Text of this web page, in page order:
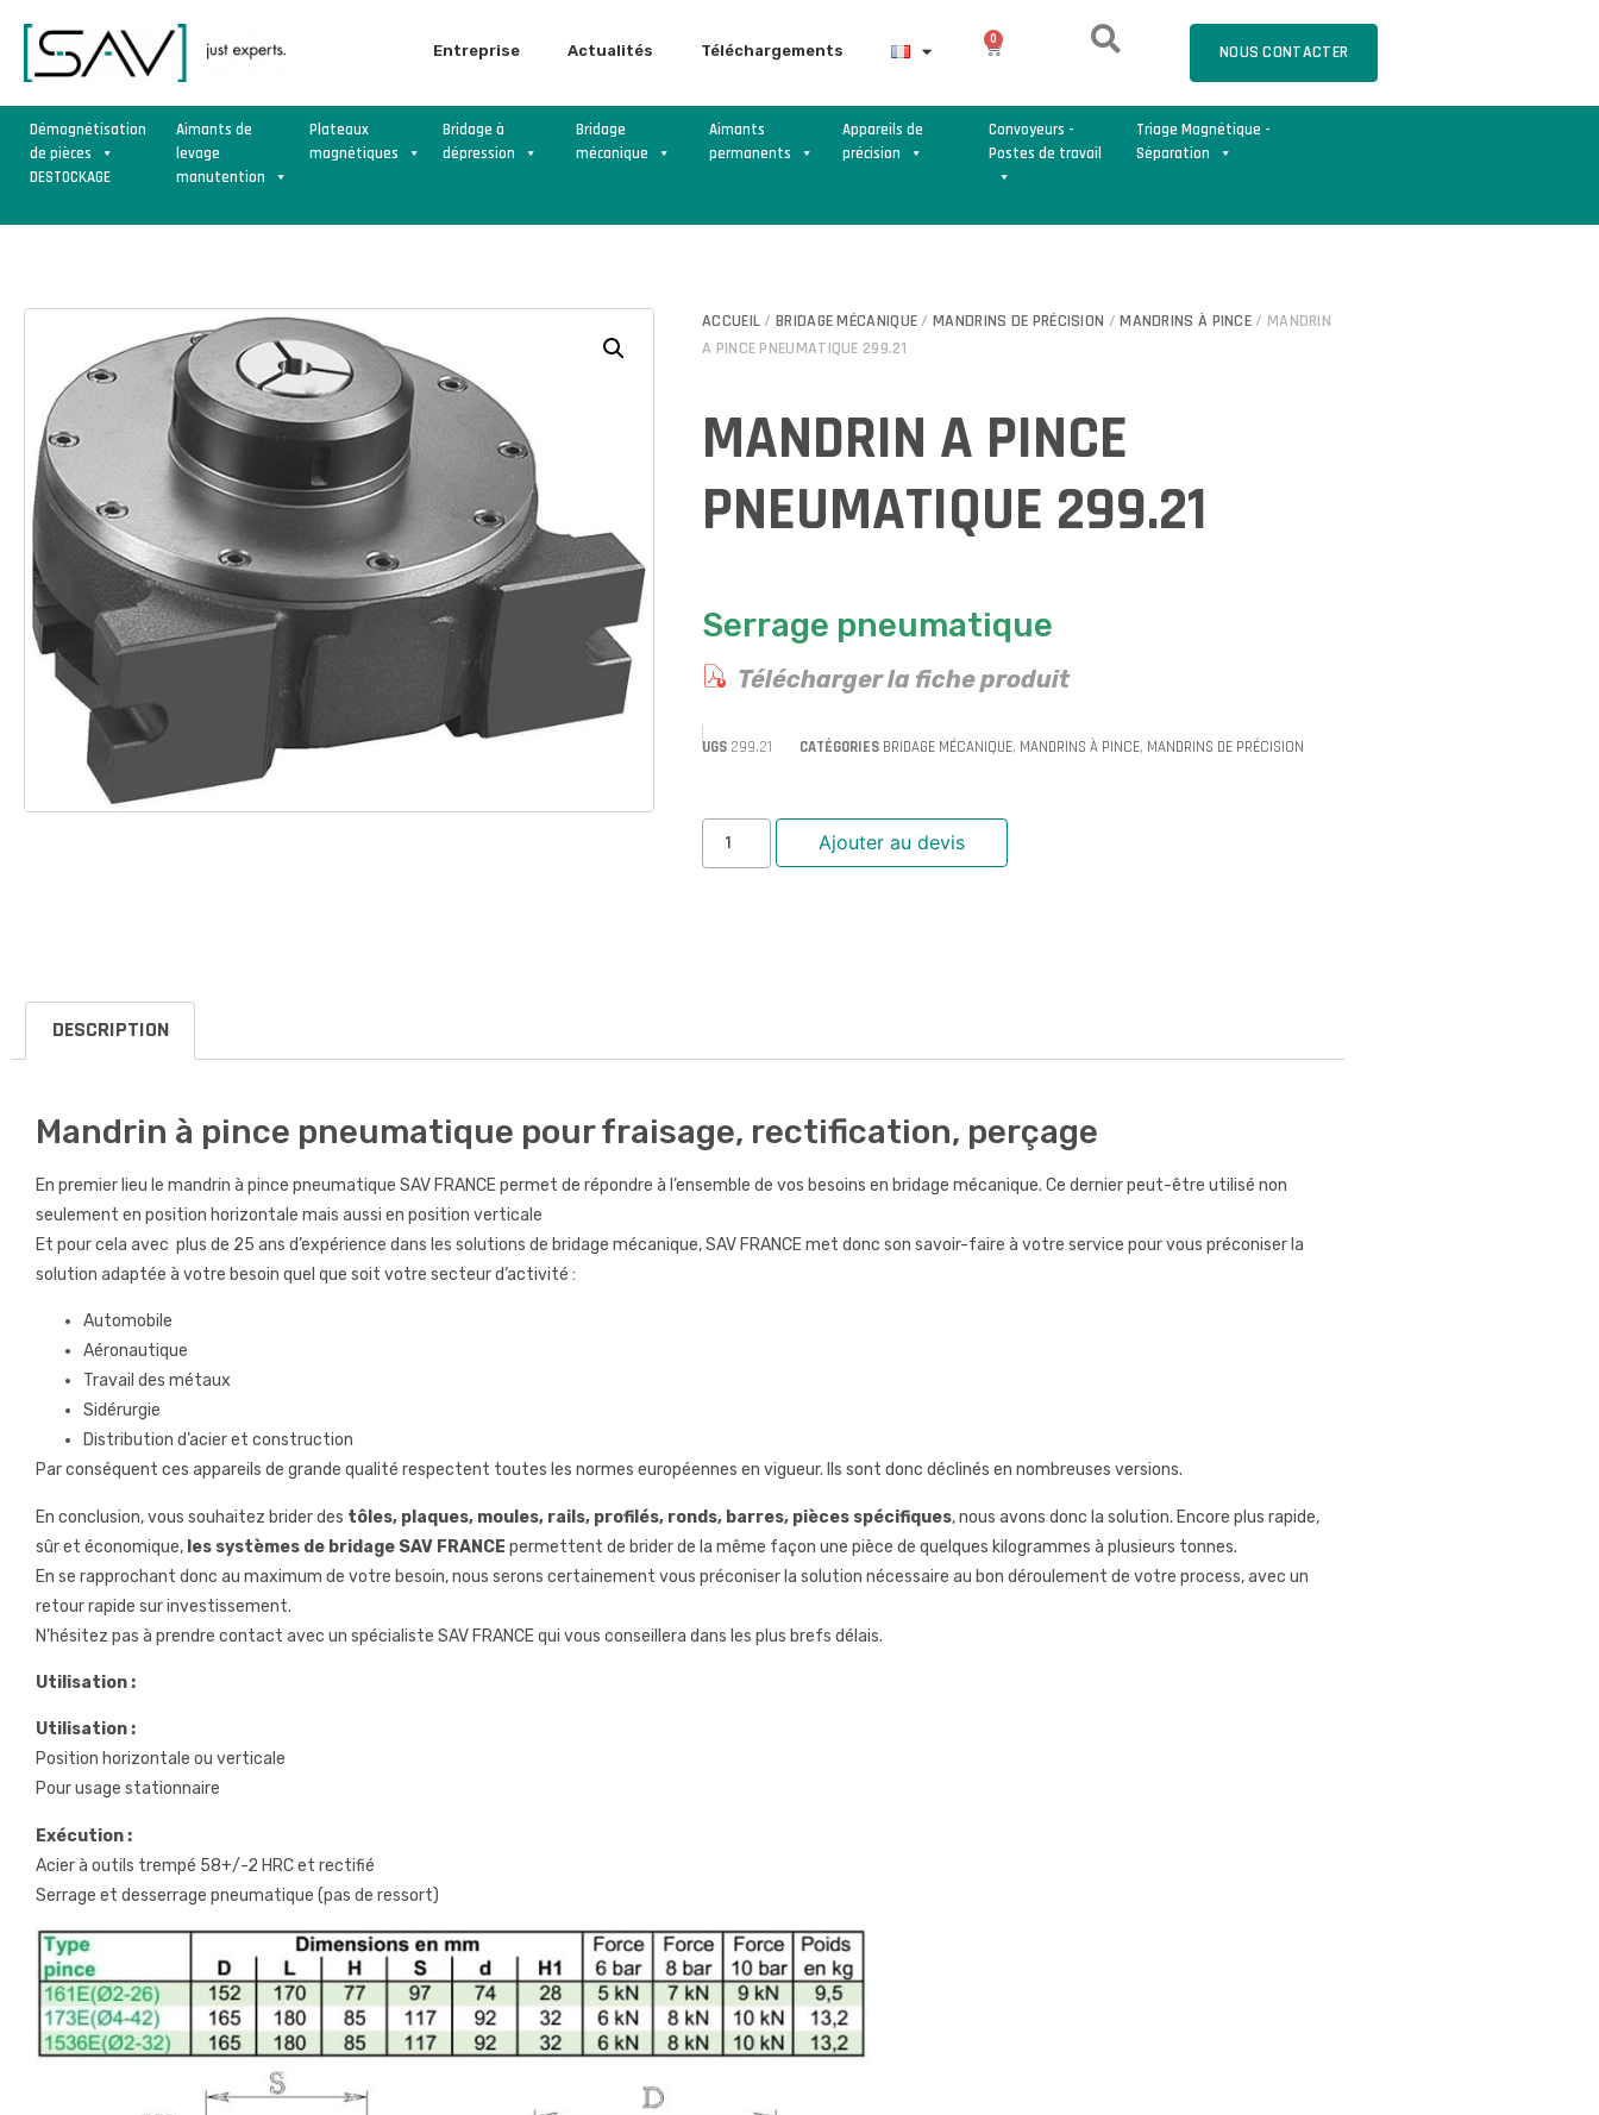
Entreprise Actualités Téléchargements
0
NOUS CONTACTER
Démagnétisation
de pièces
Aimants de
levage
manutention
Plateaux
magnétiques
Bridage à
dépression
Bridage
mécanique
Aimants
permanents
Appareils de
précision
Convoyeurs -
Postes de travail
Triage Magnétique -
Séparation
DESTOCKAGE
ACCUEIL /BRIDAGE MÉCANIQUE /MANDRINS DE PRÉCISION /MANDRINS À PINCE / MANDRIN
A PINCE PNEUMATIQUE 299.21
MANDRIN A PINCE
PNEUMATIQUE 299.21
Serrage pneumatique
Télécharger la fiche produit
UGS 299.21 CATÉGORIES BRIDAGE MÉCANIQUE, MANDRINS À PINCE, MANDRINS DE PRÉCISION
Ajouter au devis
DESCRIPTION
Mandrin à pince pneumatique pour fraisage, rectification, perçage
En premier lieu le mandrin à pince pneumatique SAV FRANCE permet de répondre à l’ensemble de vos besoins en bridage mécanique. Ce dernier peut-être utilisé non
seulement en position horizontale mais aussi en position verticale
Et pour cela avec plus de 25 ans d’expérience dans les solutions de bridage mécanique, SAV FRANCE met donc son savoir-faire à votre service pour vous préconiser la
solution adaptée à votre besoin quel que soit votre secteur d’activité :
Automobile
Aéronautique
Travail des métaux
Sidérurgie
Distribution d’acier et construction
Par conséquent ces appareils de grande qualité respectent toutes les normes européennes en vigueur. Ils sont donc déclinés en nombreuses versions.
En conclusion, vous souhaitez brider des tôles, plaques, moules, rails, profilés, ronds, barres, pièces spécifiques, nous avons donc la solution. Encore plus rapide,
sûr et économique, les systèmes de bridage SAV FRANCE permettent de brider de la même façon une pièce de quelques kilogrammes à plusieurs tonnes.
En se rapprochant donc au maximum de votre besoin, nous serons certainement vous préconiser la solution nécessaire au bon déroulement de votre process, avec un
retour rapide sur investissement.
N’hésitez pas à prendre contact avec un spécialiste SAV FRANCE qui vous conseillera dans les plus brefs délais.
Utilisation :
Utilisation :
Position horizontale ou verticale
Pour usage stationnaire
Exécution :
Acier à outils trempé 58+/-2 HRC et rectifié
Serrage et desserrage pneumatique (pas de ressort)